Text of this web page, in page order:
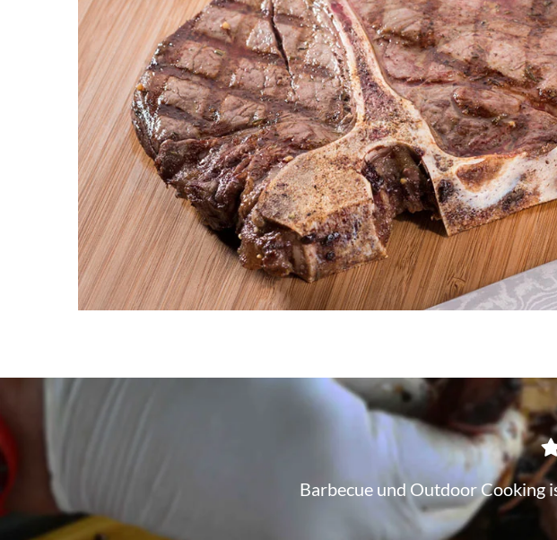
Barbecue und Outdoor Cooking